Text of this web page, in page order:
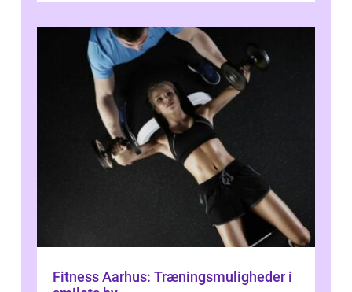
Fitness Aarhus: Træningsmuligheder i